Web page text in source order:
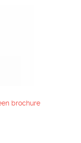
brochure